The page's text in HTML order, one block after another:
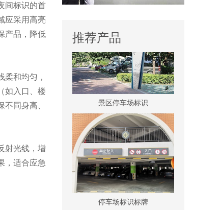
间标识的首
应采用高亮
产品，降低
和均匀，
如入口、楼
同身高、
射光线，增
，适合应急
推荐产品
景区停车场标识
停车场标识标牌